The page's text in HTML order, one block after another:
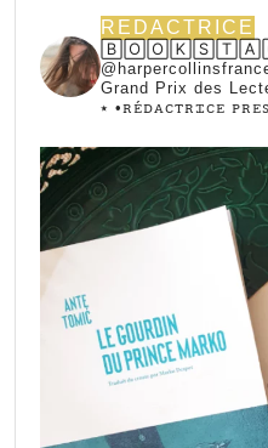
REDACTRICE
Grand Prix des
⭑ •ꭱꭼ́ꭰꭺꮯꭲꭱꮖꮯꭼ